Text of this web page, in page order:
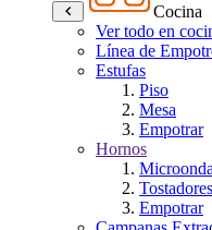
Cocina
Ver todo en
Línea de
Estufas
Piso
Mesa
Empotrar
Hornos
Tostadores
Empotrar